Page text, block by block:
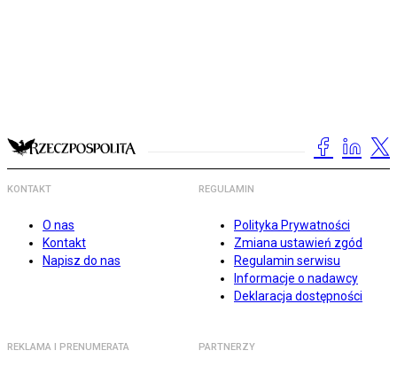
KONTAKT
O nas
Kontakt
Napisz do nas
REGULAMIN
Polityka Prywatności
Zmiana ustawień zgód
Regulamin serwisu
Informacje o nadawcy
Deklaracja dostępności
REKLAMA I PRENUMERATA PARTNERZY